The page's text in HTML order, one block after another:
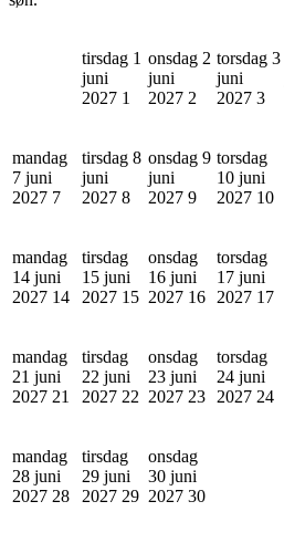
tirsdag 1
juni
2027 1
onsdag 2
juni
2027 2
torsdag 3
juni
2027 3
mandag
7 juni
2027 7
tirsdag 8
juni
2027 8
onsdag 9
juni
2027 9
torsdag
10 juni
2027 10
mandag
14 juni
2027 14
tirsdag
15 juni
2027 15
onsdag
16 juni
2027 16
torsdag
17 juni
2027 17
mandag
21 juni
2027 21
tirsdag
22 juni
2027 22
onsdag
23 juni
2027 23
torsdag
24 juni
2027 24
mandag
28 juni
2027 28
tirsdag
29 juni
2027 29
onsdag
30 juni
2027 30